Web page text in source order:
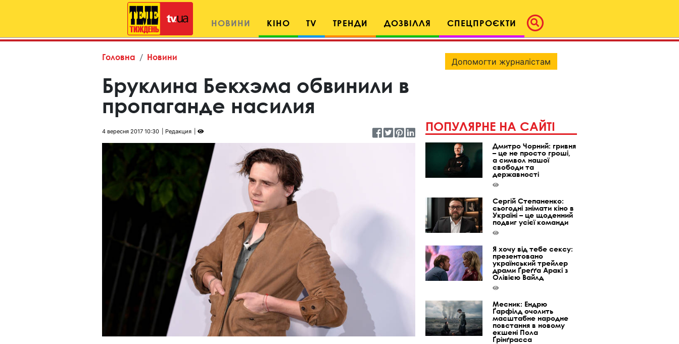
НОВИНИ КІНО TV ТРЕНДИ ДОЗВІЛЛЯ СПЕЦПРОЄКТИ
Головна Новини
Бруклина Бекхэма обвинили в
пропаганде насилия
4 вересня 2017 10:30 Редакция
Допомогти журналістам
ПОПУЛЯРНЕ НА САЙТІ
Дмитро Чорний: гривня
– це не просто гроші,
а символ нашої
свободи та
державності
Сергій Степаненко:
сьогодні знімати кіно в
Україні – це щоденний
подвиг усієї команди
Я хочу від тебе сексу:
презентовано
український трейлер
драми Ґреґґа Аракі з
Олівією Вайлд
Месник: Ендрю
Ґарфілд очолить
масштабне народне
повстання в новому
екшені Пола
Ґрінґрасса